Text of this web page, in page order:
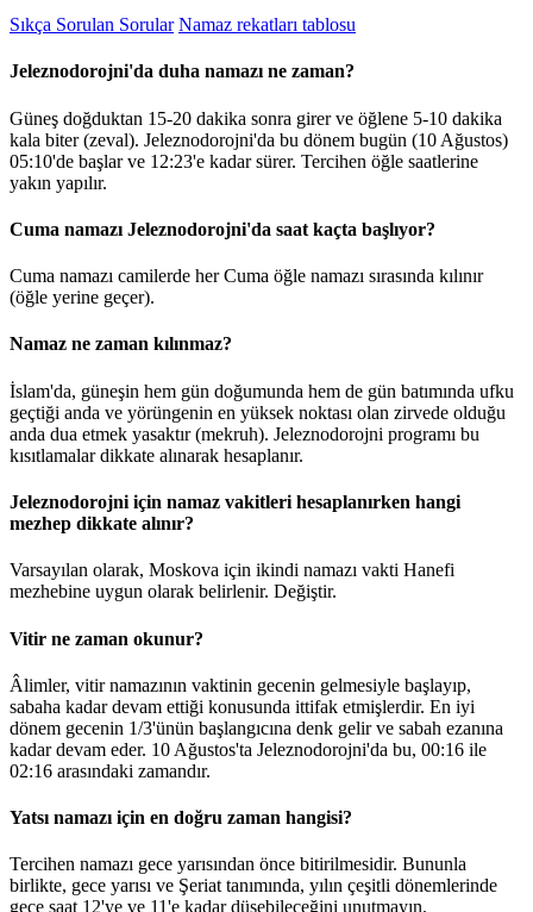
Sıkça Sorulan Sorular Namaz rekatları tablosu
Jeleznodorojni'da duha namazı ne zaman?
Güneş doğduktan 15-20 dakika sonra girer ve öğlene 5-10 dakika
kala biter (zeval). Jeleznodorojni'da bu dönem bugün (10 Ağustos)
05:10'de başlar ve 12:23'e kadar sürer. Tercihen öğle saatlerine
yakın yapılır.
Cuma namazı Jeleznodorojni'da saat kaçta başlıyor?
Cuma namazı camilerde her Cuma öğle namazı sırasında kılınır
(öğle yerine geçer).
Namaz ne zaman kılınmaz?
İslam'da, güneşin hem gün doğumunda hem de gün batımında ufku
geçtiği anda ve yörüngenin en yüksek noktası olan zirvede olduğu
anda dua etmek yasaktır (mekruh). Jeleznodorojni programı bu
kısıtlamalar dikkate alınarak hesaplanır.
Jeleznodorojni için namaz vakitleri hesaplanırken hangi
mezhep dikkate alınır?
Varsayılan olarak, Moskova için ikindi namazı vakti Hanefi
mezhebine uygun olarak belirlenir. Değiştir.
Vitir ne zaman okunur?
Âlimler, vitir namazının vaktinin gecenin gelmesiyle başlayıp,
sabaha kadar devam ettiği konusunda ittifak etmişlerdir. En iyi
dönem gecenin 1/3'ünün başlangıcına denk gelir ve sabah ezanına
kadar devam eder. 10 Ağustos'ta Jeleznodorojni'da bu, 00:16 ile
02:16 arasındaki zamandır.
Yatsı namazı için en doğru zaman hangisi?
Tercihen namazı gece yarısından önce bitirilmesidir. Bununla
birlikte, gece yarısı ve Şeriat tanımında, yılın çeşitli dönemlerinde
gece saat 12'ye ve 11'e kadar düşebileceğini unutmayın.